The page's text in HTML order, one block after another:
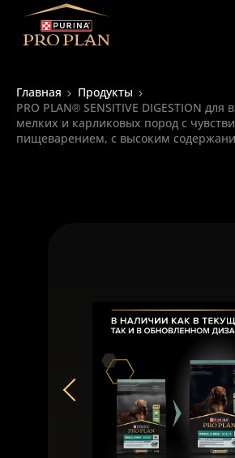
Главная
Продукты
PRO PLAN® SENSITIVE DIGESTION для
мелких и карликовых пород с
пищеварением, с высоким